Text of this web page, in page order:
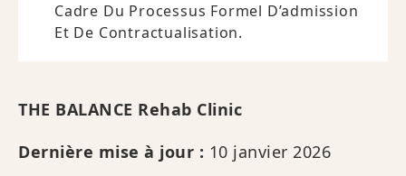
Cadre Du Processus Formel D’admission
Et De Contractualisation.
THE BALANCE Rehab Clinic
Dernière mise à jour : 10 janvier 2026